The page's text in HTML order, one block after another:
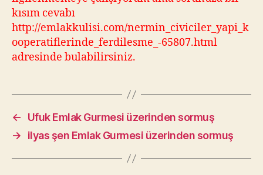
kısım cevabı
http://emlakkulisi.com/nermin_civiciler_yapi_k
ooperatiflerinde_ferdilesme_-65807.html
adresinde bulabilirsiniz.
←
Ufuk Emlak Gurmesi üzerinden sormuş
→
ilyas şen Emlak Gurmesi üzerinden sormuş